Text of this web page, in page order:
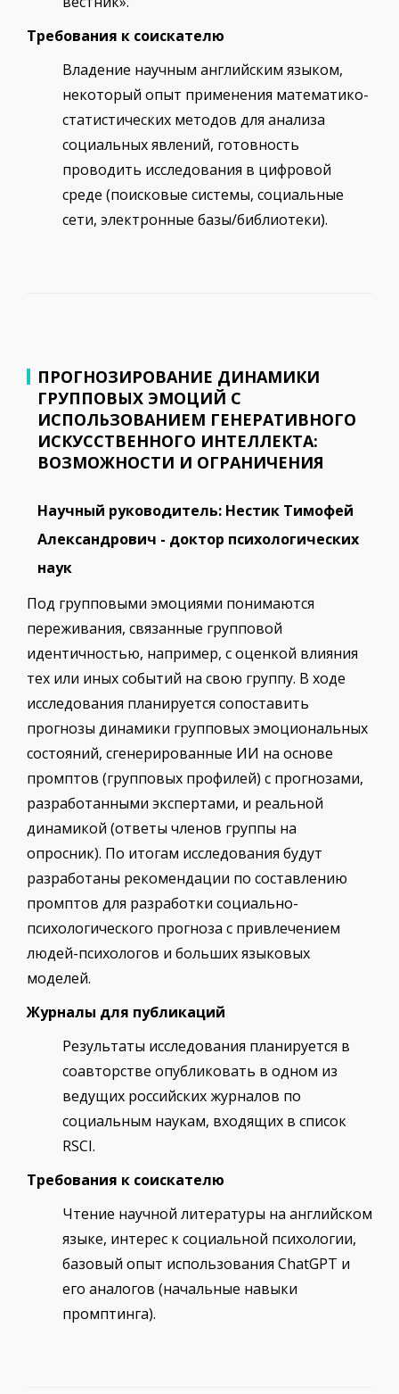
Требования к соискателю
Владение научным английским языком,
некоторый опыт применения математико-
статистических методов для анализа
социальных явлений, готовность
проводить исследования в цифровой
среде (поисковые системы, социальные
сети, электронные базы/библиотеки).
ПРОГНОЗИРОВАНИЕ ДИНАМИКИ
ГРУППОВЫХ ЭМОЦИЙ С
ИСПОЛЬЗОВАНИЕМ ГЕНЕРАТИВНОГО
ИСКУССТВЕННОГО ИНТЕЛЛЕКТА:
ВОЗМОЖНОСТИ И ОГРАНИЧЕНИЯ
Научный руководитель: Нестик Тимофей
Александрович - доктор психологических
наук
Под групповыми эмоциями понимаются
переживания, связанные групповой
идентичностью, например, с оценкой влияния
тех или иных событий на свою группу. В ходе
исследования планируется сопоставить
прогнозы динамики групповых эмоциональных
состояний, сгенерированные ИИ на основе
промптов (групповых профилей) с прогнозами,
разработанными экспертами, и реальной
динамикой (ответы членов группы на
опросник). По итогам исследования будут
разработаны рекомендации по составлению
промптов для разработки социально-
психологического прогноза с привлечением
людей-психологов и больших языковых
моделей.
Журналы для публикаций
Результаты исследования планируется в
соавторстве опубликовать в одном из
ведущих российских журналов по
социальным наукам, входящих в список
RSCI.
Требования к соискателю
Чтение научной литературы на английском
языке, интерес к социальной психологии,
базовый опыт использования ChatGPT и
его аналогов (начальные навыки
промптинга).